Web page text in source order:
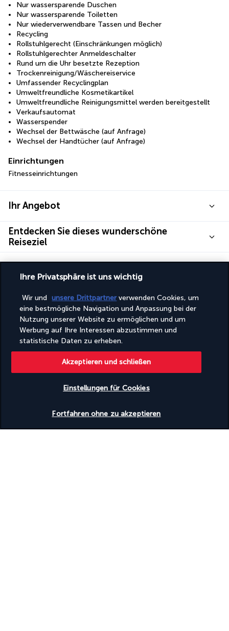
Nur wassersparende Duschen
Nur wassersparende Toiletten
Nur wiederverwendbare Tassen und Becher
Recycling
Rollstuhlgerecht (Einschränkungen möglich)
Rollstuhlgerechter Anmeldeschalter
Rund um die Uhr besetzte Rezeption
Trockenreinigung/Wäschereiservice
Umfassender Recyclingplan
Umweltfreundliche Kosmetikartikel
Umweltfreundliche Reinigungsmittel werden bereitgestellt
Verkaufsautomat
Wasserspender
Wechsel der Bettwäsche (auf Anfrage)
Wechsel der Handtücher (auf Anfrage)
Einrichtungen
Fitnesseinrichtungen
Ihr Angebot
Entdecken Sie dieses wunderschöne
Reiseziel
Turkish Airlines Holidays
Bewertet4,2
Basierend auf953Meinungen
Ihre Privatsphäre ist uns wichtig
Wir und unsere Drittpartnerverwenden Cookies, um
eine bestmögliche Navigation und Anpassung bei der
Nutzung unserer Website zu ermöglichen und um
Werbung auf Ihre Interessen abzustimmen und
statistische Daten zu erheben.
Einstellungen für Cookies
Fortfahren ohne zu akzeptieren
Akzeptieren und schließen